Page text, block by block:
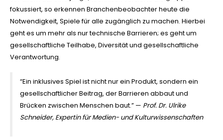
fokussiert, so erkennen Branchenbeobachter heute die
Notwendigkeit, Spiele für alle zugänglich zu machen. Hierbei
geht es um mehr als nur technische Barrieren; es geht um
gesellschaftliche Teilhabe, Diversität und gesellschaftliche
Verantwortung.
“Ein inklusives Spiel ist nicht nur ein Produkt, sondern ein
gesellschaftlicher Beitrag, der Barrieren abbaut und
Brücken zwischen Menschen baut.” — Prof. Dr. Ulrike
Schneider, Expertin für Medien- und Kulturwissenschaften